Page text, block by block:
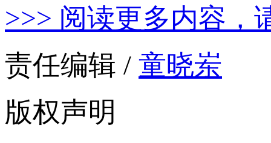
>>> 阅读更多内容，
责任编辑 / 童晓岽
版权声明